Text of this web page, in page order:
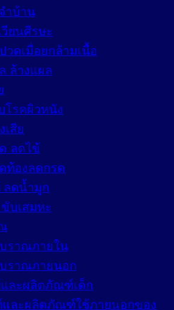
ำบ้าน
วียนศีรษะ
วดเมื่อยกล้ามเนื้อ
ล้างแผล
โรคผิวหนัง
เสีย
ลดไข้
ท้องลดกรด
ลดน้ำมูก
บเสมหะ
ราณภายใน
ราณภายนอก
ละผลิตภัณฑ์เด็ก
ละผลิตภัณฑ์ใช้ภายนอกของ